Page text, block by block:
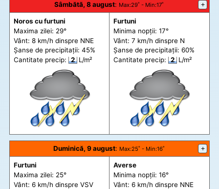
Sâmbătă, 8 august: Max:29˚ - Min:17˚ +
Noros cu furtuni
Maxima zilei: 29°
Vânt: 8 km/h dinspre NNE
Șanse de precipitații: 45%
Cantitate precip:
2 L/m²
Furtuni
Minima nopții: 17°
Vânt: 7 km/h dinspre N
Șanse de precipitații: 60%
Cantitate precip:
2 L/m²
Duminică, 9 august: Max:25˚ - Min:16˚ +
Furtuni
Maxima zilei: 25°
Vânt: 6 km/h dinspre VSV
Averse
Minima nopții: 16°
Vânt: 6 km/h dinspre NNE